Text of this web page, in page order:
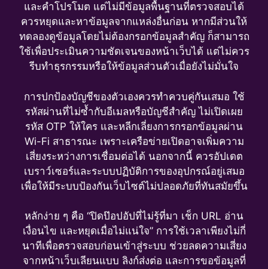
และคำโปรโมต แต่ไม่มีข้อมูลพื้นฐานที่ตรวจสอบได้
ควรหยุดและหาข้อมูลจากแหล่งอื่นก่อน หากมีส่วนให้
ทดลองดูข้อมูลโดยไม่ต้องกรอกข้อมูลสำคัญ ก็สามารถ
ใช้เพื่อประเมินความชัดเจนของหน้าเว็บได้ แต่ไม่ควร
รีบทำธุรกรรมหรือให้ข้อมูลส่วนตัวเมื่อยังไม่มั่นใจ
การปกป้องบัญชีของตัวเองควรทำควบคู่กันเสมอ ใช้
รหัสผ่านที่ไม่ซ้ำกับอีเมลหรือบัญชีสำคัญ ไม่เปิดเผย
รหัส OTP ให้ใคร และหลีกเลี่ยงการกรอกข้อมูลผ่าน
Wi-Fi สาธารณะ เพราะเครือข่ายเปิดอาจเพิ่มความ
เสี่ยงระหว่างการเชื่อมต่อได้ นอกจากนี้ ควรอัปเดต
เบราว์เซอร์และระบบปฏิบัติการของอุปกรณ์อยู่เสมอ
เพื่อให้มีระบบป้องกันเว็บไซต์ไม่ปลอดภัยที่ทันสมัยขึ้น
หลักง่าย ๆ คือ “ปิดป๊อปอัปที่ไม่รู้ที่มา เช็ก URL อ่าน
เงื่อนไข และหยุดเมื่อไม่แน่ใจ” การใช้เวลาเพียงไม่กี่
นาทีเพื่อตรวจสอบก่อนเข้าสู่ระบบ ช่วยลดความเสี่ยง
จากหน้าเว็บเลียนแบบ ลิงก์ส่งต่อ และการขอข้อมูลที่